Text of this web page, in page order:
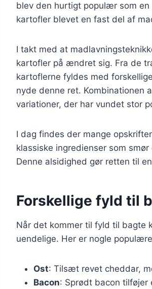
blev den hurtigt populær som
kartofler blevet en fast del af
I takt med at
kartofler på ændret sig. Fra de
kartoflerne fyldes med
nyde denne ret. Kombinationen
variationer, der har vundet stor
I dag findes der mange
klassiske ingredienser som
Denne alsidighed gør retten til
Forskellige fyld til
Når det kommer til fyld til bagte
uendelige. Her er nogle
Ost: Tilsæt revet cheddar,
Bacon: Sprødt bacon tilføjer